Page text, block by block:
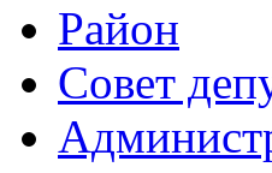
Район
Совет